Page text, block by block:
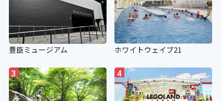
〇 入場料：無料
障がい者：障がい者手帳をお持ちの方
は、観覧車、メリーゴーランド、汽車
は介助者（１８歳以上）１名まで半
豊臣ミュージアム ホワイトウェイブ21
3 4